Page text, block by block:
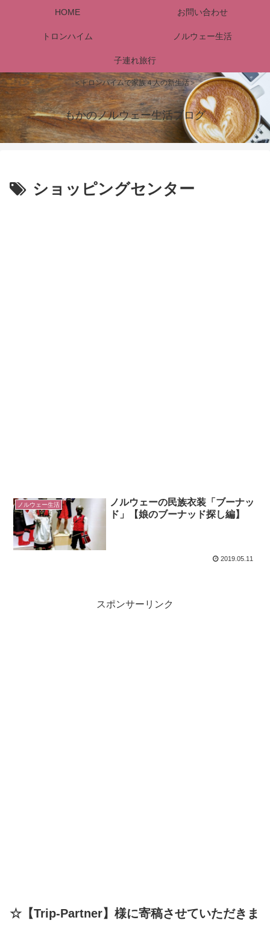
＜トロンハイムで家族４人の新生活＞
もかのノルウェー生活ブログ
HOME お問い合わせ
トロンハイム ノルウェー生活
子連れ旅行
ショッピングセンター
ノルウェー生活
ノルウェーの民族衣装「ブーナッ
ド」【娘のブーナッド探し編】
2019.05.11
スポンサーリンク
☆【Trip-Partner】様に寄稿させていただきま